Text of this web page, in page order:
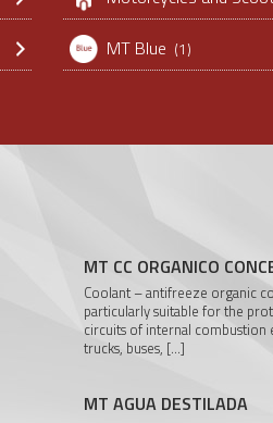
MT Blue (1)
MT CC ORGANICO
Coolant – antifreeze organic
particularly suitable for the
circuits of internal combustion
trucks, buses, [...]
MT AGUA DESTILADA